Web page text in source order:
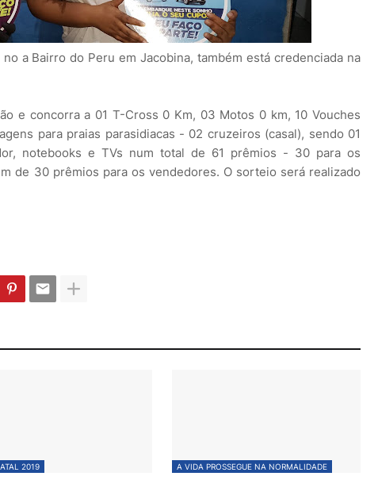
a Bairro do Peru em Jacobina, também está credenciada na
e concorra a 01 T-Cross 0 Km, 03 Motos 0 km, 10 Vouches
para praias parasidiacas - 02 cruzeiros (casal), sendo 01
notebooks e TVs num total de 61 prêmios - 30 para os
de 30 prêmios para os vendedores. O sorteio será realizado
2019 A VIDA PROSSEGUE NA NORMALIDADE